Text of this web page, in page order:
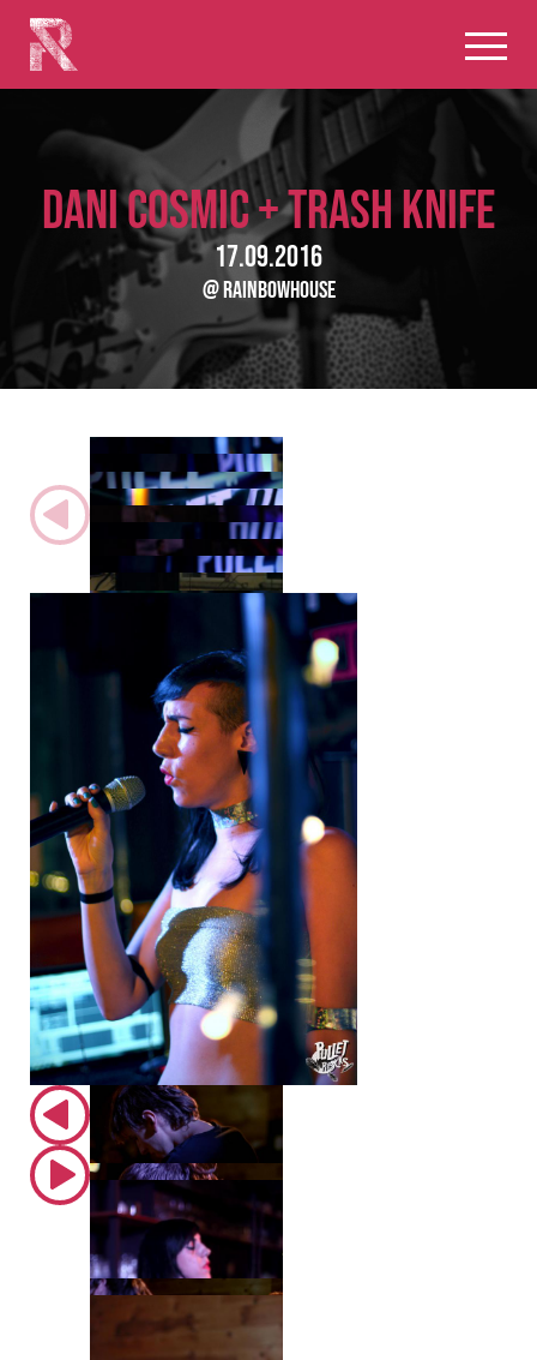
DANI COSMIC + TRASH KNIFE
17.09.2016
@ RainbowHouse